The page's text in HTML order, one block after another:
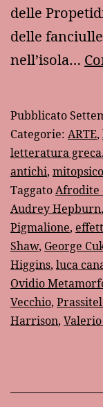
delle
delle
nell’isola…
Pubblicato
Categorie: ARTE,
letteratura greca,
antichi,
TaggatoAfrodite
Audrey Hepburn,
Pigmalione,
Shaw, George
Higgins, luca
Ovidio
Vecchio,
Harrison,